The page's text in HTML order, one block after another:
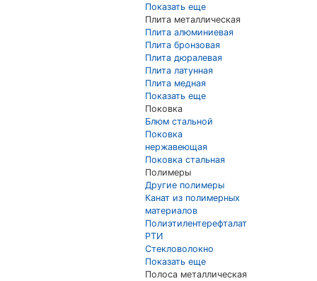
Показать еще
Плита металлическая
Плита алюминиевая
Плита бронзовая
Плита дюралевая
Плита латунная
Плита медная
Показать еще
Поковка
Блюм стальной
Поковка
нержавеющая
Поковка стальная
Полимеры
Другие полимеры
Канат из полимерных
материалов
Полиэтилентерефталат
РТИ
Стекловолокно
Показать еще
Полоса металлическая